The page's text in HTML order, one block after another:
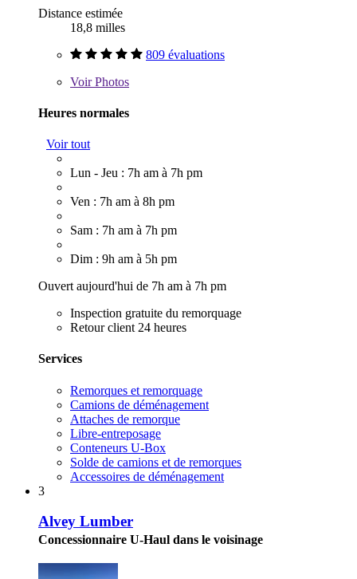
Distance estimée
18,8 milles
809 évaluations
VoirPhotos
Heures normales
Voir tout
Lun - Jeu : 7h am à 7h pm
Ven : 7h am à 8h pm
Sam : 7h am à 7h pm
Dim : 9h am à 5h pm
Ouvert aujourd'hui de 7h am à 7h pm
Inspection gratuite du remorquage
Retour client 24 heures
Services
Remorques et remorquage
Camions de déménagement
Attaches de remorque
Libre-entreposage
Conteneurs U-Box
Solde de camions et de remorques
Accessoires de déménagement
3
Alvey Lumber
Concessionnaire U-Haul dans le voisinage